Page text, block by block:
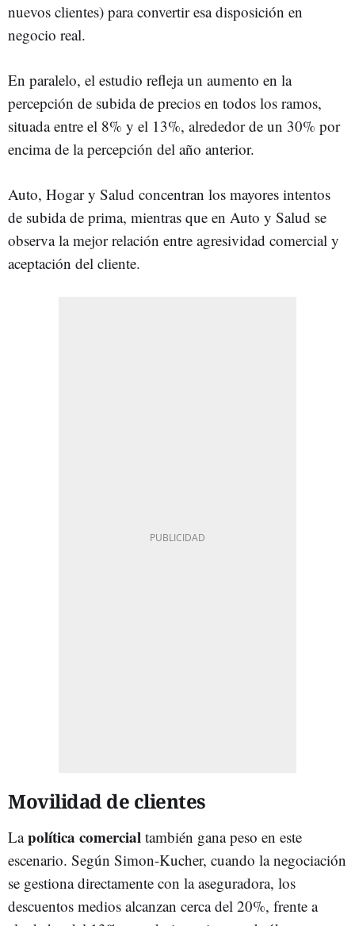
nuevos clientes) para convertir esa disposición en
negocio real.
En paralelo, el estudio refleja un aumento en la
percepción de subida de precios en todos los ramos,
situada entre el 8% y el 13%, alrededor de un 30% por
encima de la percepción del año anterior.
Auto, Hogar y Salud concentran los mayores intentos
de subida de prima, mientras que en Auto y Salud se
observa la mejor relación entre agresividad comercial y
aceptación del cliente.
Movilidad de clientes
Lapolítica comercial también gana peso en este
escenario. Según Simon-Kucher, cuando la negociación
se gestiona directamente con la aseguradora, los
descuentos medios alcanzan cerca del 20%, frente a